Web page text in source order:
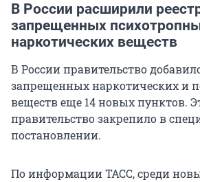
В России расширили
запрещенных
наркотических веществ
В России правительство
запрещенных наркотических и
веществ еще 14 новых пунктов.
правительство закрепило в
постановлении.
По информации ТАСС, среди